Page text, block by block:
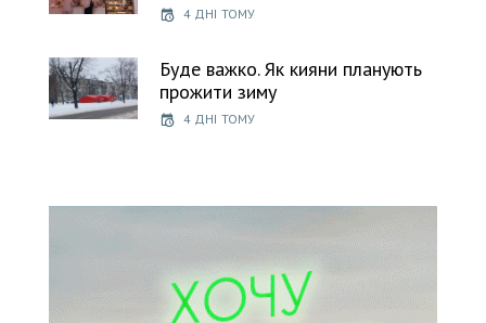
4 ДНІ ТОМУ
Буде важко. Як кияни планують
прожити зиму
4 ДНІ ТОМУ